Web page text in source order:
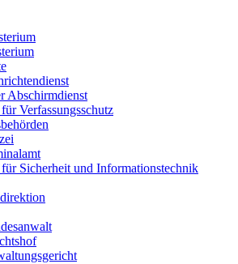
Abschirmdienst
Verfassungsschutz
Sicherheit und Informationstechnik